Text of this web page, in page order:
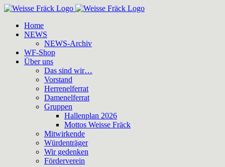
Zum
springenHome
NEWS
NEWS-Archiv
WF-Shop
Über uns
Das sind wir…
Vorstand
Herrenelferrat
Damenelferrat
Gruppen
Hallenplan 2026
Mottos Weisse Fräck
Mitwirkende
Würdenträger
Wir gedenken
Förderverein